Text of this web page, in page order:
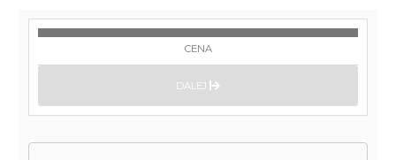
CENA
DALEJ